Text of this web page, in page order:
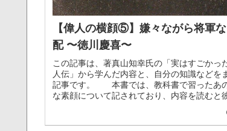
【偉人の横顔⑤】嫌々ながら将軍
配 〜徳川慶喜〜
この記事は、著真山知幸氏の「実はすごかっ
人伝」から学んだ内容と、自分の知識などを
記事です。 本書では、教科書で習ったあ
な素顔について記されており、内容を読むと